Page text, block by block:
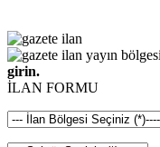
girin.
İLAN FORMU